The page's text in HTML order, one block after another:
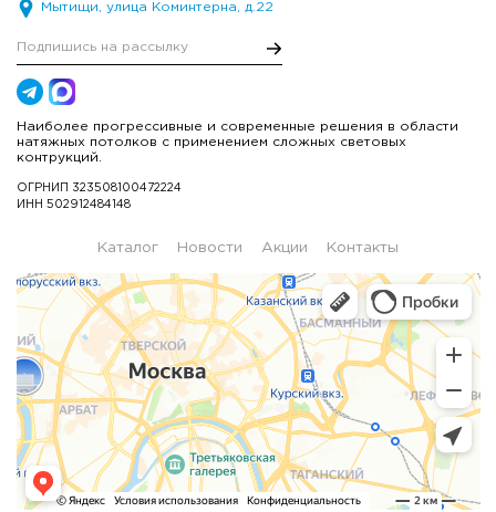
Мытищи, улица Коминтерна, д.22
Наиболее прогрессивные и современные решения в области
натяжных потолков с применением сложных световых
контрукций.
ОГРНИП 323508100472224
ИНН 502912484148
Каталог Новости Акции Контакты